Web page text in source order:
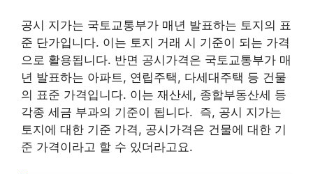
공시 지가는 국토교통부가 매년 발표하는 토지의 표
준 단가입니다. 이는 토지 거래 시 기준이 되는 가격
으로 활용됩니다. 반면 공시가격은 국토교통부가 매
년 발표하는 아파트, 연립주택, 다세대주택 등 건물
의 표준 가격입니다. 이는 재산세, 종합부동산세 등
각종 세금 부과의 기준이 됩니다. 즉, 공시 지가는
토지에 대한 기준 가격, 공시가격은 건물에 대한 기
준 가격이라고 할 수 있더라고요.